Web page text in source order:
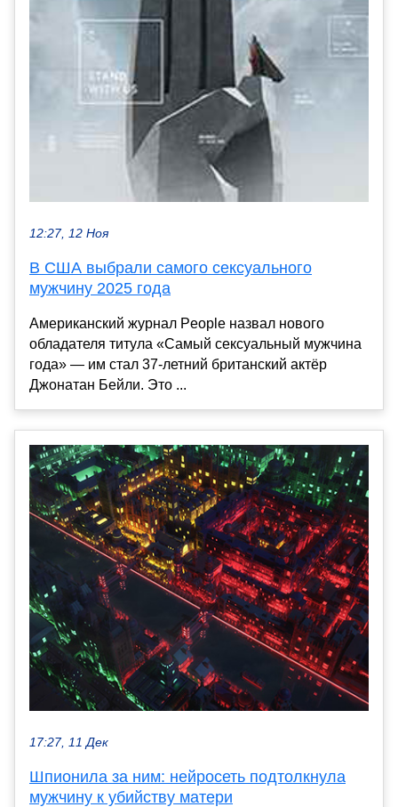
12:27, 12 Ноя
В США выбрали самого сексуального
мужчину 2025 года
Американский журнал People назвал нового
обладателя титула «Самый сексуальный мужчина
года» — им стал 37-летний британский актёр
Джонатан Бейли. Это ...
17:27, 11 Дек
Шпионила за ним: нейросеть подтолкнула
мужчину к убийству матери